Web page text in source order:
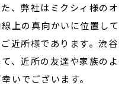
、弊社はミクシィ様のオ
上の真向かいに位置して
近所様であります。渋谷
、近所の友達や家族のよ
いでございます。